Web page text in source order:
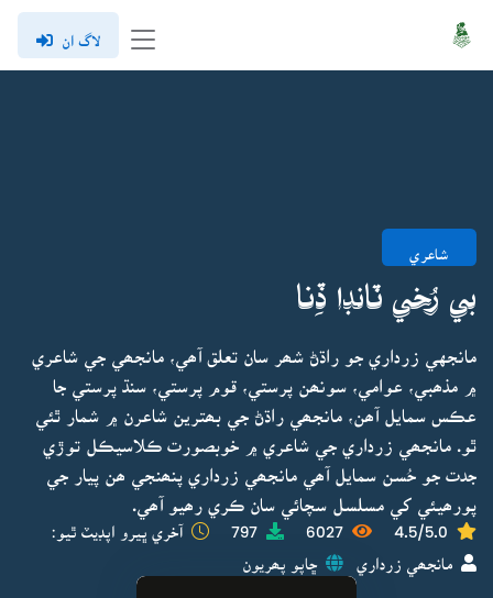
لاگ ان
شاعري
بي رُخي ٽانڊا ڏِنا
مانجهي زرداري جو راڌڻ شھر سان تعلق آھي، مانجھي جي شاعري
۾ مذھبي، عوامي، سونھن پرستي، قوم پرستي، سنڌ پرستي جا
عڪس سمايل آھن، مانجھي راڌڻ جي بھترين شاعرن ۾ شمار ٿئي
ٿو. مانجھي زرداري جي شاعري ۾ خوبصورت ڪلاسيڪل توڙي
جدت جو حُسن سمايل آھي مانجھي زرداري پنھنجي ھن پيار جي
پورھيئي کي مسلسل سچائي سان ڪري رھيو آھي.
4.5/5.0
6027
797 آخري ڀيرو اپڊيٽ ٿيو:
مانجھي زرداري ڇاپو پھريون